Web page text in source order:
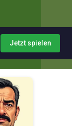
Jetzt spielen